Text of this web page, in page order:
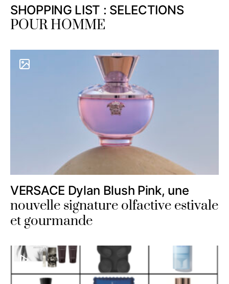
SHOPPING LIST : SELECTIONS
POUR HOMME
VERSACE Dylan Blush Pink, une
nouvelle signature olfactive estivale
et gourmande